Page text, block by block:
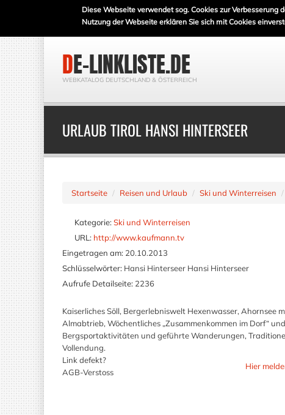
Diese Webseite verwendet sog. Cookies zur Verbesserung
Nutzung der Webseite erklären Sie sich mit Cookies
DE-LINKLISTE.DE
WEBKATALOG DEUTSCHLAND & ÖSTERREICH
URLAUB TIROL HANSI HINTERSEER
Startseite Reisen und Urlaub Ski und Winterreisen
Kategorie: Ski und Winterreisen
URL: http://www.kaufmann.tv
Eingetragen am: 20.10.2013
Schlüsselwörter: Hansi Hinterseer Hansi Hinterseer
Aufrufe Detailseite: 2236
Kaiserliches Söll, Bergerlebniswelt Hexenwasser, Ahornsee
Almabtrieb, Wöchentliches „Zusammenkommen im Dorf“
Bergsportaktivitäten und geführte Wanderungen,
Vollendung.
Link defekt?
AGB-Verstoss
Hier